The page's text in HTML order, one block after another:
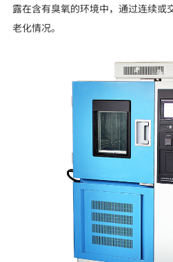
露在含有臭氧的环境中，通过连续或
老化情况。